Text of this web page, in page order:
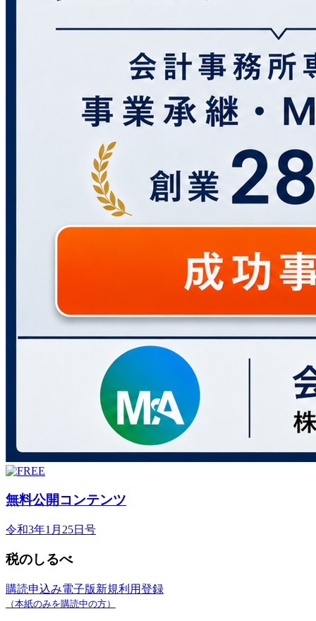
無料公開コンテンツ
令和3年1月25日号
税のしるべ
購読申込み電子版新規利用登録
（本紙のみを購読中の方）